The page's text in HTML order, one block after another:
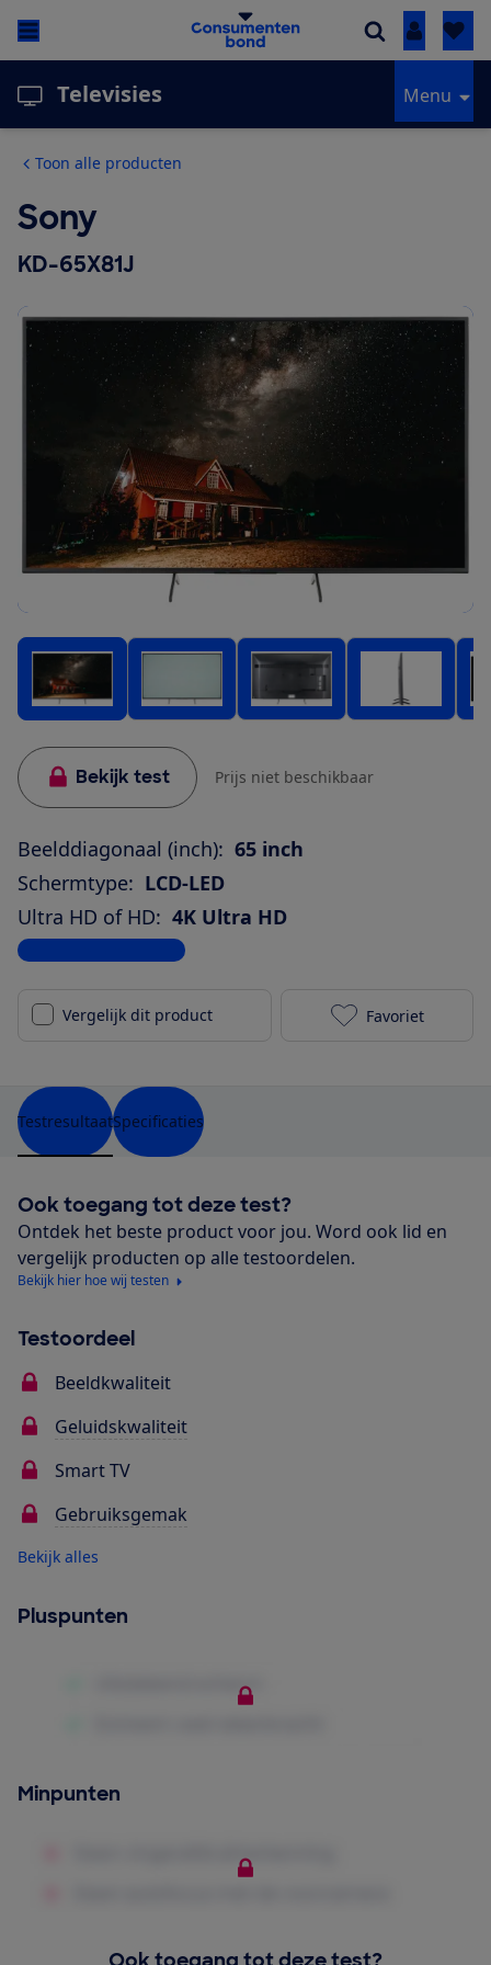
Inloggen
Televisies Menu
Toon alle producten
Sony
KD-65X81J
Bekijk test Prijs niet beschikbaar
Beelddiagonaal (inch): 65 inch
Schermtype: LCD-LED
Ultra HD of HD: 4K Ultra HD
Bekijk alle specificaties
Vergelijk dit product Sony KD-
Favoriet
TestresultaatSpecificaties
Ook toegang tot deze test?
Ontdek het beste product voor jou. Word ook lid en
vergelijk producten op alle testoordelen.
Bekijk hier hoe wij testen
Testoordeel
Beeldkwaliteit
Geluidskwaliteit
Smart TV
Gebruiksgemak
Bekijk alles
Pluspunten
Minpunten